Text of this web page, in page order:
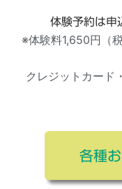
体験予約は申
※体験料1,650円（
クレジットカード
各種